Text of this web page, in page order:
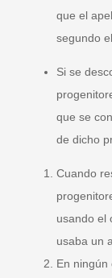
que el
segundo
Si se
que se
de dicho
Cuando
usando el
usaba un
En ningún